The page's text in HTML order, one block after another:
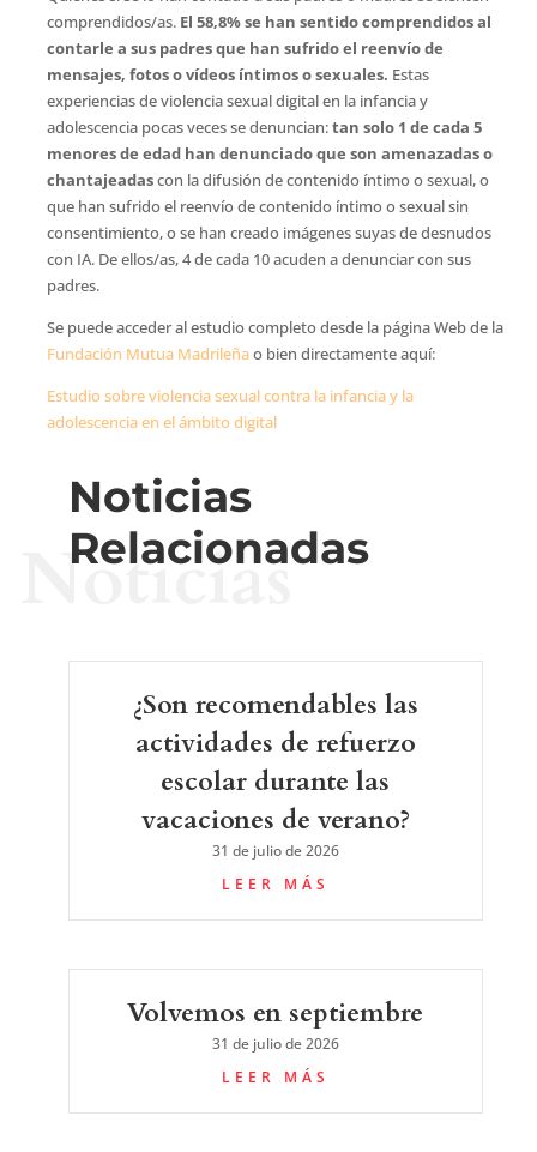
comprendidos/as. El 58,8% se han sentido comprendidos al
contarle a sus padres que han sufrido el reenvío de
mensajes, fotos o vídeos íntimos o sexuales. Estas
experiencias de violencia sexual digital en la infancia y
adolescencia pocas veces se denuncian:tan solo 1 de cada 5
menores de edad han denunciado que son amenazadas o
chantajeadascon la difusión de contenido íntimo o sexual, o
que han sufrido el reenvío de contenido íntimo o sexual sin
consentimiento, o se han creado imágenes suyas de desnudos
con IA. De ellos/as, 4 de cada 10 acuden a denunciar con sus
padres.
Se puede acceder al estudio completo desde la página Web de la
Fundación Mutua Madrileñao bien directamente aquí:
Estudio sobre violencia sexual contra la infancia y la
adolescencia en el ámbito digital
Noticias
Relacionadas
Noticias
¿Son recomendables las
actividades de refuerzo
escolar durante las
vacaciones de verano?
31 de julio de 2026
LEER MÁS
Volvemos en septiembre
31 de julio de 2026
LEER MÁS